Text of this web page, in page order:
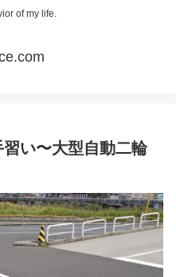
of my life.
い〜大型自動二輪